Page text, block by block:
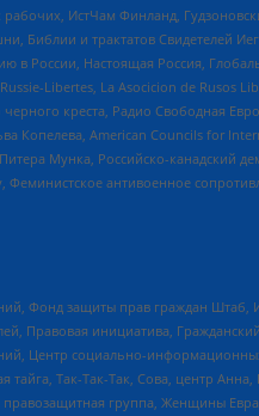
ИстЧам Финланд,
Библии и трактатов Свидетелей
России, Настоящая Россия,
Libertes, La Asocicion de Rusos
креста, Радио Свободная
Копелева, American Councils for
Мунка, Российско-канадский
антивоенное
Фонд защиты прав граждан Штаб,
Правовая инициатива,
Центр социально-
Так-Так-Так, Сова, центр Анна,
группа, Женщины